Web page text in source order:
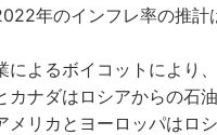
年のインフレ率の推計
によるボイコットにより
カナダはロシアからの石
メリカとヨーロッパはロ